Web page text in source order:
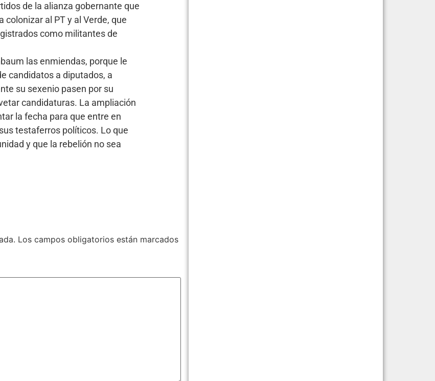
de la alianza gobernante que
colonizar al PT y al Verde, que
como militantes de
las enmiendas, porque le
candidatos a diputados, a
su sexenio pasen por su
candidaturas. La ampliación
la fecha para que entre en
testaferros políticos. Lo que
y que la rebelión no sea
Los campos obligatorios están marcados